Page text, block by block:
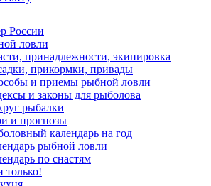
России
ловли
принадлежности, экипировка
прикормки, привады
и приемы рыбной ловли
и законы для рыболова
рыбалки
и прогнозы
календарь на год
рыбной ловли
по снастям
только!